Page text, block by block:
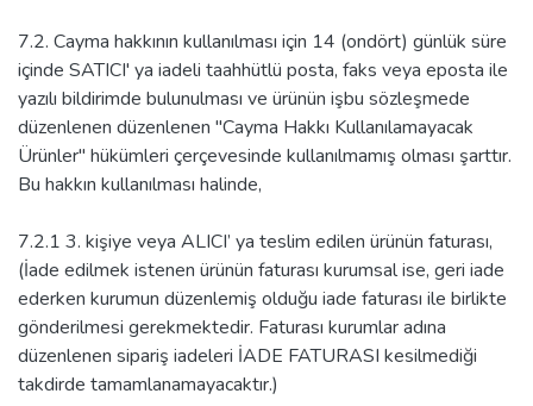
7.2. Cayma hakkının kullanılması için 14 (ondört) günlük süre
içinde SATICI' ya iadeli taahhütlü posta, faks veya eposta ile
yazılı bildirimde bulunulması ve ürünün işbu sözleşmede
düzenlenen düzenlenen "Cayma Hakkı Kullanılamayacak
Ürünler" hükümleri çerçevesinde kullanılmamış olması şarttır.
Bu hakkın kullanılması halinde,
7.2.1 3. kişiye veya ALICI’ ya teslim edilen ürünün faturası,
(İade edilmek istenen ürünün faturası kurumsal ise, geri iade
ederken kurumun düzenlemiş olduğu iade faturası ile birlikte
gönderilmesi gerekmektedir. Faturası kurumlar adına
düzenlenen sipariş iadeleri İADE FATURASI kesilmediği
takdirde tamamlanamayacaktır.)